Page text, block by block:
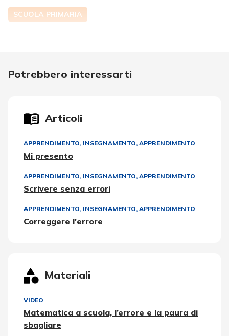
SCUOLA PRIMARIA
Potrebbero interessarti
Articoli
APPRENDIMENTO, INSEGNAMENTO, APPRENDIMENTO
Mi presento
APPRENDIMENTO, INSEGNAMENTO, APPRENDIMENTO
Scrivere senza errori
APPRENDIMENTO, INSEGNAMENTO, APPRENDIMENTO
Correggere l'errore
Materiali
VIDEO
Matematica a scuola, l’errore e la paura di
sbagliare